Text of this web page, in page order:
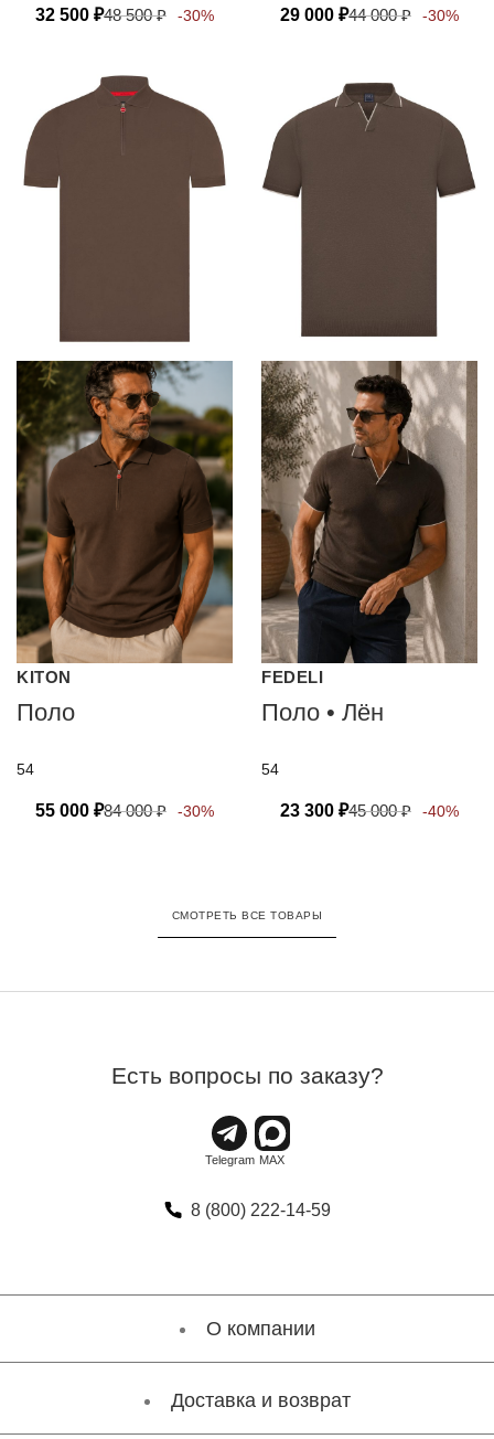
32 500 ₽48 500₽ -30% 29 000 ₽44 000₽ -30%
KITON
Поло
54
55 000 ₽84 000₽ -30%
FEDELI
Поло • Лён
54
23 300 ₽45 000₽ -40%
СМОТРЕТЬ ВСЕ ТОВАРЫ
Есть вопросы по заказу?
8 (800) 222-14-59
О компании
Доставка и возврат